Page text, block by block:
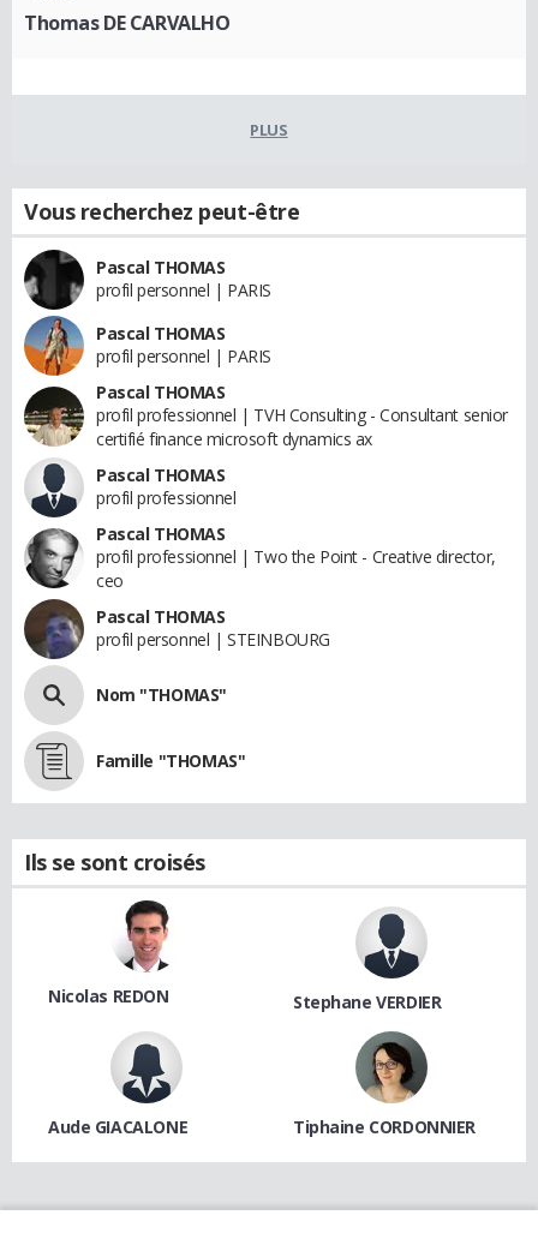
Thomas DE CARVALHO
PLUS
Vous recherchez peut-être
Pascal THOMAS
profil personnel | PARIS
Pascal THOMAS
profil personnel | PARIS
Pascal THOMAS
profil professionnel | TVH Consulting - Consultant senior
certifié finance microsoft dynamics ax
Pascal THOMAS
profil professionnel
Pascal THOMAS
profil professionnel | Two the Point - Creative director,
ceo
Pascal THOMAS
profil personnel | STEINBOURG
Nom "THOMAS"
Famille "THOMAS"
Ils se sont croisés
Nicolas REDON Stephane VERDIER
Aude GIACALONE Tiphaine CORDONNIER